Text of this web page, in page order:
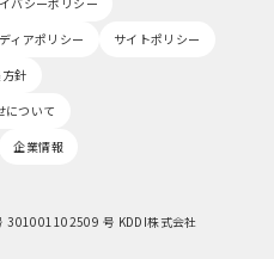
ィアポリシー
サイトポリシー
針
について
企業情報
301001102509 号 KDDI株式会社